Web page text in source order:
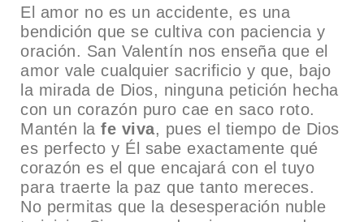
El amor no es un accidente, es una
bendición que se cultiva con paciencia y
oración. San Valentín nos enseña que el
amor vale cualquier sacrificio y que, bajo
la mirada de Dios, ninguna petición hecha
con un corazón puro cae en saco roto.
Mantén la fe viva, pues el tiempo de Dios
es perfecto y Él sabe exactamente qué
corazón es el que encajará con el tuyo
para traerte la paz que tanto mereces.
No permitas que la desesperación nuble